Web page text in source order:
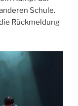
Schule.
Rückmeldung